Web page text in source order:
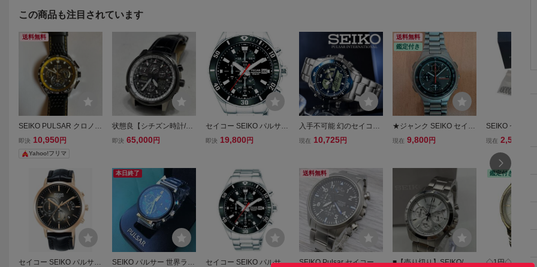
この商品も注目されています
送料無料
SEIKO PULSAR クロノグ
ラフ VK63-X001 メンズ
ー
即決 10,950 円
Yahoo!フリマ
セイコー SEIKO パルサー
状態良【シチズン時計/CI
TIZEN本物】腕時計/エコ
フ/稼動品/ベルト社外品/
ブラック【A759M
即決 65,000 円
本日終了
SEIKO パルサー 世界ラリ
セイコー SEIKO パルサー
PULSAR クロノグラフ腕
即決 19,800 円
セイコー SEIKO パルサー
入手不可能 幻のセイコー
PULSAR 未使用1円 貴重
水クロノグラフ 腕時計 逆
輸入パルサーSEIKO
現在 10,725円
送料無料
SEIKO Pulsar セイコー パ
送料無料
鑑定付き
★ジャンク SEIKO セイコ
ー クロノグラフ 腕時
料】★
現在 9,800 円
■【売り切り】SEIKO/セ
SEIKO セイコ
ダイバー クロ
1 動作未確認
M10617ZC
現在 2,500
鑑定付き
◇1円◇ SEIKO